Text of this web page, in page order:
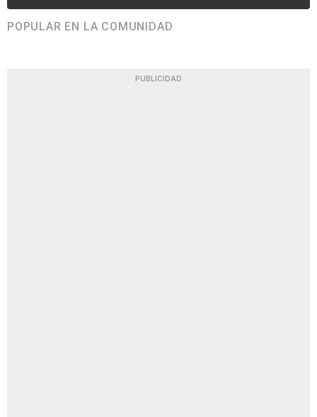
POPULAR EN LA COMUNIDAD
PUBLICIDAD